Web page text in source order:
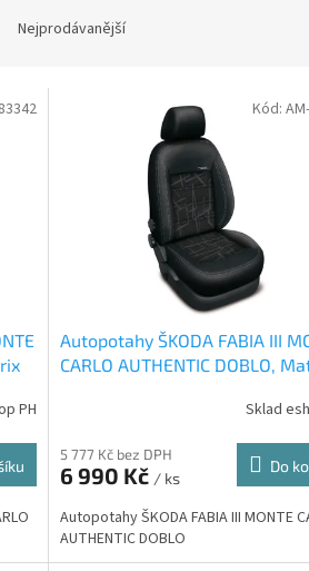
Nejprodávanější
PH
Autopotahy ŠKODA FABIA III
CARLO AUTHENTIC DOBLO,
Sklad
5 777 Kč bez DPH
6 990 Kč / ks
Do
Autopotahy ŠKODA FABIA III MONTE
AUTHENTIC DOBLO
Kód: